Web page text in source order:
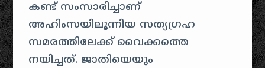
കണ്ട് സംസാരിച്ചാണ്
അഹിംസയിലൂന്നിയ സത്യഗ്രഹ
സമരത്തിലേക്ക് വൈക്കത്തെ
നയിച്ചത്. ജാതിയെയും